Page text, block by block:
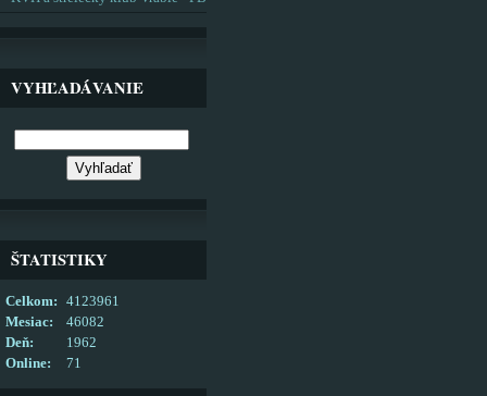
VYHĽADÁVANIE
ŠTATISTIKY
Online: 71
Celkom:
4123961
Mesiac:
46082
Deň:
1962